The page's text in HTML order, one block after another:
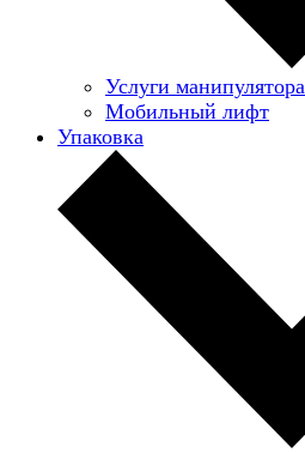
Услуги манипулятора
Мобильный лифт
Упаковка